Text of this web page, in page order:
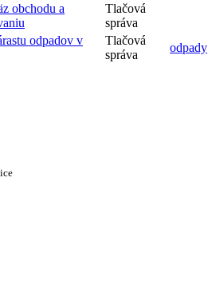
obchodu a
Tlačová
správa
odpadov v
Tlačová
správa
odpady